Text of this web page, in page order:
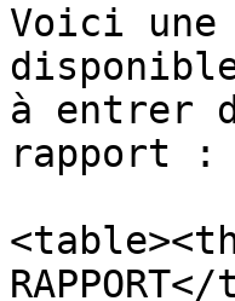
Voici
à entrer
rapport :